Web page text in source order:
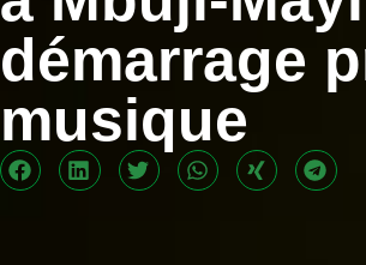
démarrage
musique